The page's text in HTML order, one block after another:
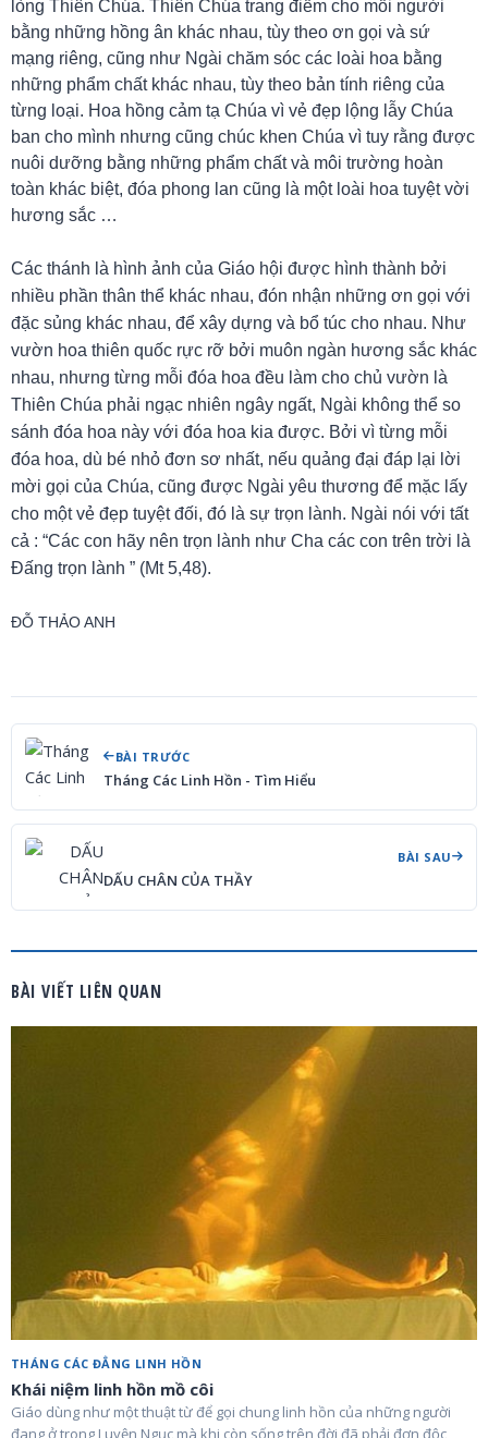
lòng Thiên Chúa. Thiên Chúa trang điểm cho mỗi người
bằng những hồng ân khác nhau, tùy theo ơn gọi và sứ
mạng riêng, cũng như Ngài chăm sóc các loài hoa bằng
những phẩm chất khác nhau, tùy theo bản tính riêng của
từng loại. Hoa hồng cảm tạ Chúa vì vẻ đẹp lộng lẫy Chúa
ban cho mình nhưng cũng chúc khen Chúa vì tuy rằng được
nuôi dưỡng bằng những phẩm chất và môi trường hoàn
toàn khác biệt, đóa phong lan cũng là một loài hoa tuyệt vời
hương sắc …
Các thánh là hình ảnh của Giáo hội được hình thành bởi
nhiều phần thân thể khác nhau, đón nhận những ơn gọi với
đặc sủng khác nhau, để xây dựng và bổ túc cho nhau. Như
vườn hoa thiên quốc rực rỡ bởi muôn ngàn hương sắc khác
nhau, nhưng từng mỗi đóa hoa đều làm cho chủ vườn là
Thiên Chúa phải ngạc nhiên ngây ngất, Ngài không thể so
sánh đóa hoa này với đóa hoa kia được. Bởi vì từng mỗi
đóa hoa, dù bé nhỏ đơn sơ nhất, nếu quảng đại đáp lại lời
mời gọi của Chúa, cũng được Ngài yêu thương để mặc lấy
cho một vẻ đẹp tuyệt đối, đó là sự trọn lành. Ngài nói với tất
cả : “Các con hãy nên trọn lành như Cha các con trên trời là
Đấng trọn lành ” (Mt 5,48).
ĐỖ THẢO ANH
BÀI TRƯỚC
Tháng Các Linh Hồn - Tìm Hiểu
BÀI SAU
DẤU CHÂN CỦA THẦY
BÀI VIẾT LIÊN QUAN
THÁNG CÁC ĐẲNG LINH HỒN
Khái niệm linh hồn mồ côi
Giáo dùng như một thuật từ để gọi chung linh hồn của những người
đang ở trong Luyện Ngục mà khi còn sống trên đời đã phải đơn độc